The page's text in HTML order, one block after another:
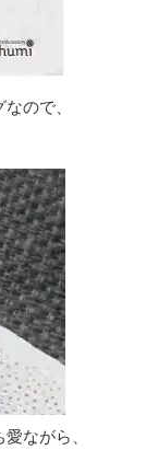
ので、
ながら、